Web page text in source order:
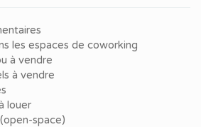
les espaces de coworking
à vendre
à vendre
louer
space)